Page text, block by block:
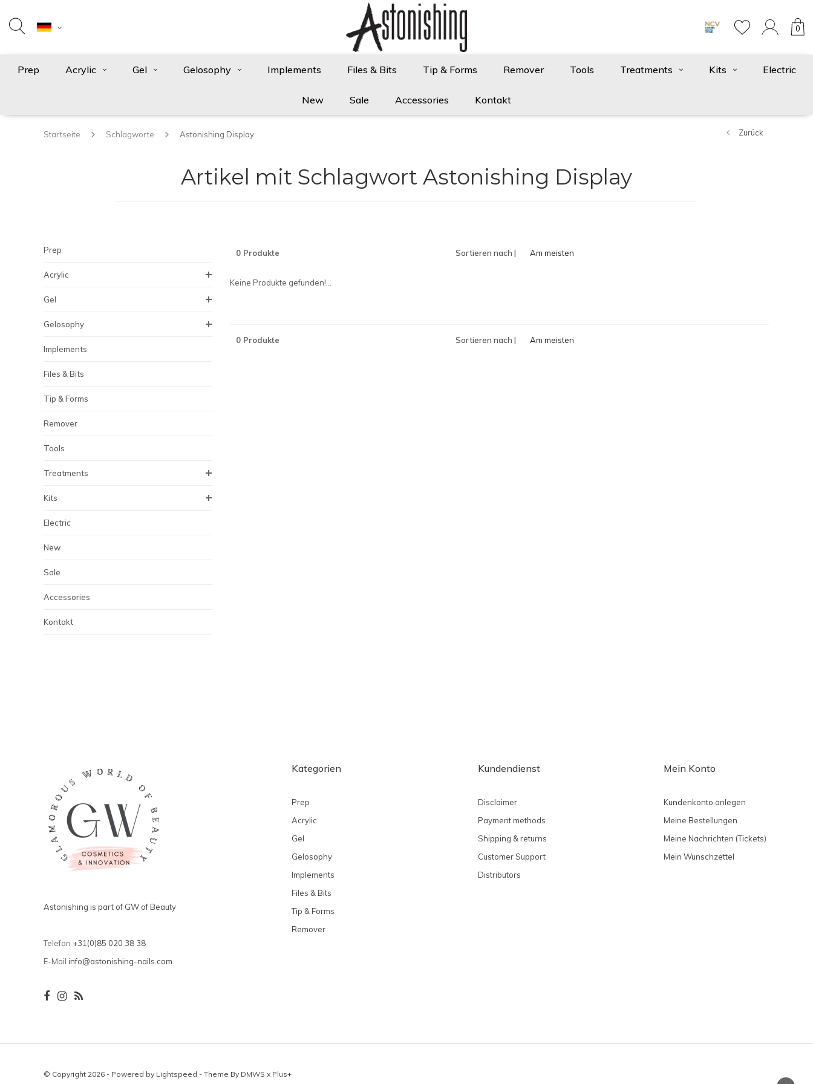
0
Prep Acrylic Gel Gelosophy Implements Files & Bits Tip & Forms Remover Tools Treatments Kits Electric
New Sale Accessories Kontakt
Startseite Schlagworte Astonishing Display Zurück
Artikel mit Schlagwort Astonishing Display
Prep
Acrylic
Gel
Gelosophy
Implements
Files & Bits
Tip & Forms
Remover
Tools
Treatments
Kits
Electric
New
Sale
Accessories
Kontakt
0 Produkte Sortieren nach |
Am meisten
Keine Produkte gefunden!...
0 Produkte Sortieren nach |
Am meisten
Astonishing is part of GW of Beauty
Telefon +31(0)85 020 38 38
E-Mail info@astonishing-nails.com
Kategorien
Prep
Acrylic
Gel
Gelosophy
Implements
Files & Bits
Tip & Forms
Remover
Kundendienst
Disclaimer
Payment methods
Shipping & returns
Customer Support
Distributors
Mein Konto
Kundenkonto anlegen
Meine Bestellungen
Meine Nachrichten (Tickets)
Mein Wunschzettel
© Copyright 2026 - Powered by Lightspeed - Theme By DMWS x Plus+